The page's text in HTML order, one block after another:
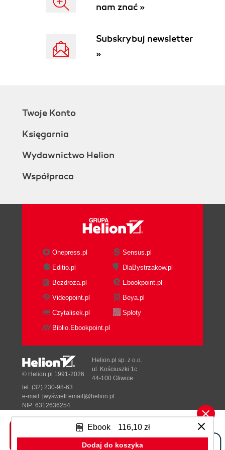
Ebook 116,10 zł
Dodaj do koszyka
nam znać »
Subskrybuj newsletter
»
Twoje Konto
Księgarnia
Wydawnictwo Helion
Współpraca
Onepress.pl
Sensus.pl
Editio.pl
DlaBystrzakow.pl
Bezdroza.pl
Ebookpoint.pl
Videopoint.pl
Beya.pl
Czytalisek.pl
Sploty
Biblio.Ebookpoint.pl
Tonik.pl
© Helion.pl 1991-2026
Helion.pl sp. z o.o.
ul. Kościuszki 1c
44-100 Gliwice
tel. (32) 230-98-63
e-mail: [wyświetl email]@helion.pl
NIP: 6312636254